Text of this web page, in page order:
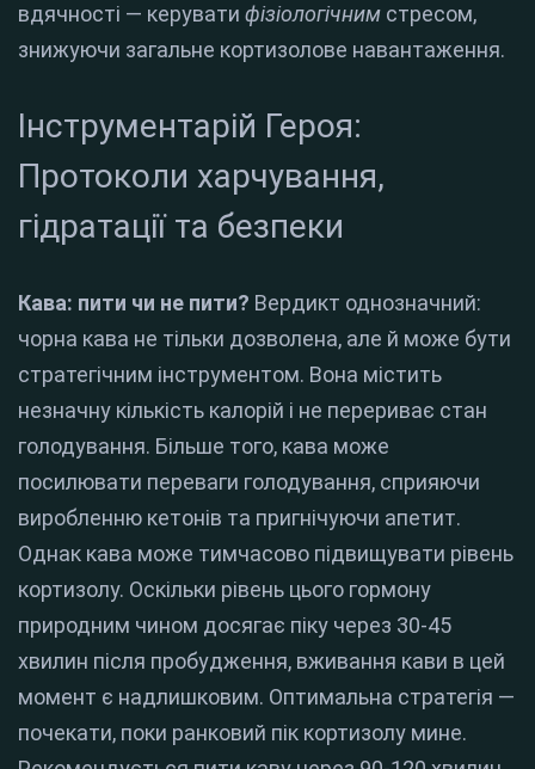
вдячності — керувати фізіологічним стресом,
знижуючи загальне кортизолове навантаження.
Інструментарій Героя:
Протоколи харчування,
гідратації та безпеки
Кава: пити чи не пити? Вердикт однозначний:
чорна кава не тільки дозволена, але й може бути
стратегічним інструментом. Вона містить
незначну кількість калорій і не перериває стан
голодування. Більше того, кава може
посилювати переваги голодування, сприяючи
виробленню кетонів та пригнічуючи апетит.
Однак кава може тимчасово підвищувати рівень
кортизолу. Оскільки рівень цього гормону
природним чином досягає піку через 30-45
хвилин після пробудження, вживання кави в цей
момент є надлишковим. Оптимальна стратегія —
почекати, поки ранковий пік кортизолу мине.